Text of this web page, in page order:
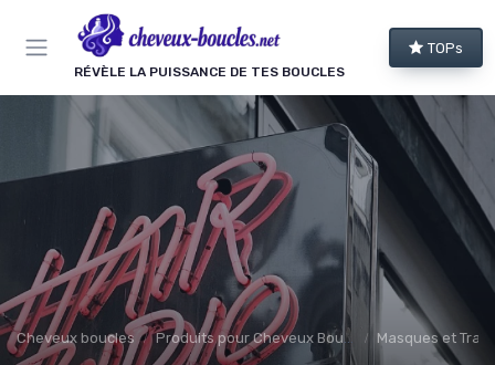
RÉVÈLE LA PUISSANCE DE TES BOUCLES
TOPs
Cheveux boucles Produits pour Cheveux Bouclés et Texturés Masques et
Panneau de gestion des cookies